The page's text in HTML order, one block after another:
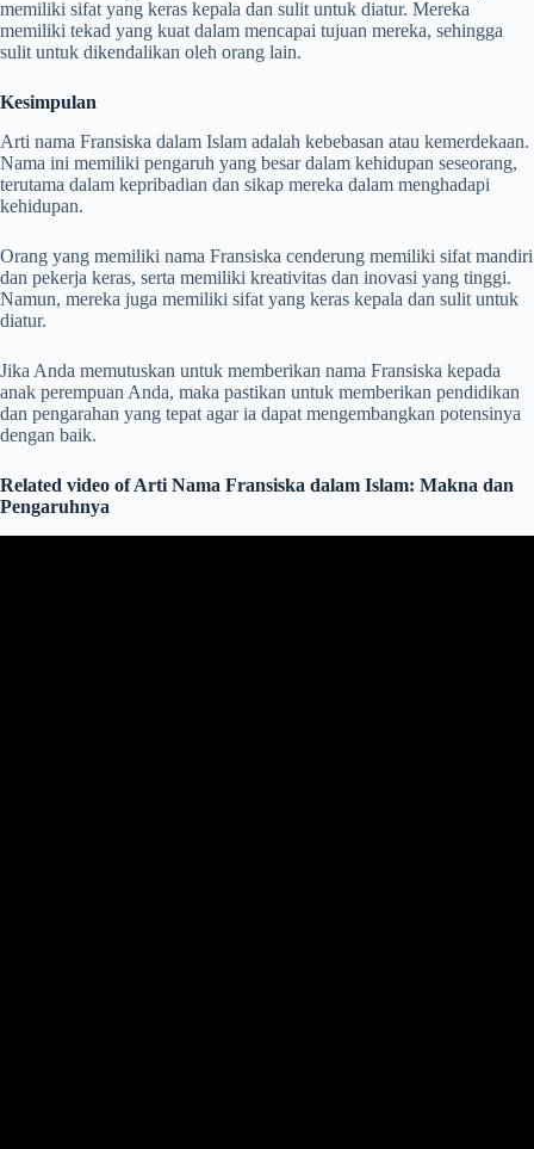
memiliki sifat yang keras kepala dan sulit untuk diatur. Mereka
memiliki tekad yang kuat dalam mencapai tujuan mereka, sehingga
sulit untuk dikendalikan oleh orang lain.
Kesimpulan
Arti nama Fransiska dalam Islam adalah kebebasan atau kemerdekaan.
Nama ini memiliki pengaruh yang besar dalam kehidupan seseorang,
terutama dalam kepribadian dan sikap mereka dalam menghadapi
kehidupan.
Orang yang memiliki nama Fransiska cenderung memiliki sifat mandiri
dan pekerja keras, serta memiliki kreativitas dan inovasi yang tinggi.
Namun, mereka juga memiliki sifat yang keras kepala dan sulit untuk
diatur.
Jika Anda memutuskan untuk memberikan nama Fransiska kepada
anak perempuan Anda, maka pastikan untuk memberikan pendidikan
dan pengarahan yang tepat agar ia dapat mengembangkan potensinya
dengan baik.
Related video of Arti Nama Fransiska dalam Islam: Makna dan
Pengaruhnya